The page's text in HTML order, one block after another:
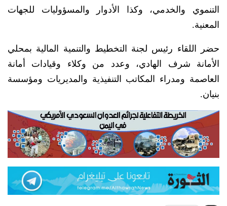
التنموي والخدمي، وكذا الأدوار والمسؤوليات للجهات
المعنية.
حضر اللقاء رئيس لجنة التخطيط والتنمية المالية بمحلي
الأمانة شرف الهادي، وعدد من وكلاء وقيادات أمانة
العاصمة ومدراء المكاتب التنفيذية والمديريات ومؤسسة
بنيان.